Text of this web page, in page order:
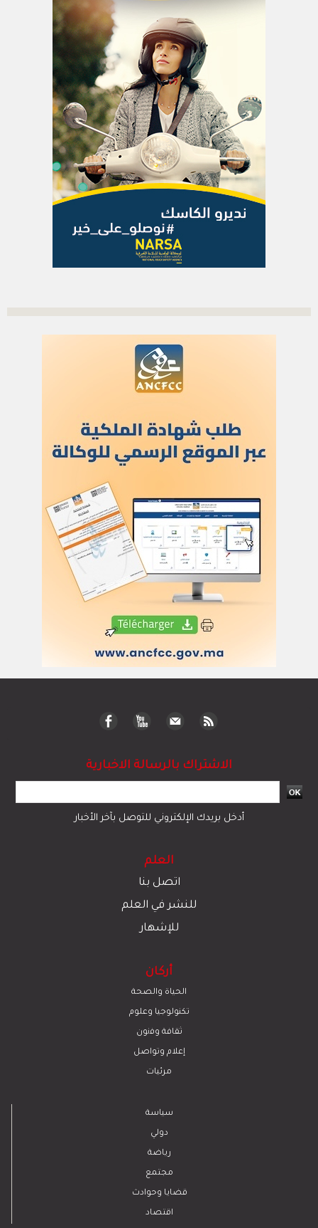
أدخل بريدك الإلكتروني للتوصل بآخر الأخبار
العلم
اتصل بنا
للنشر في العلم
للإشهار
الحياة والصحة
تكنولوجيا وعلوم
ﺛﻘﺎﻓﺔ وﻓﻧون
إعلام وتواصل
سياسة
دولي
رياضة
اقتصاد
© 2023 جميع الحقوق محفوظة لموقع العلم
تبادل المحتوى